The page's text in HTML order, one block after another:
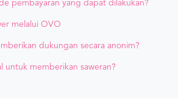
pembayaran yang dapat dilakukan?
melalui OVO
dukungan secara anonim?
untuk memberikan saweran?